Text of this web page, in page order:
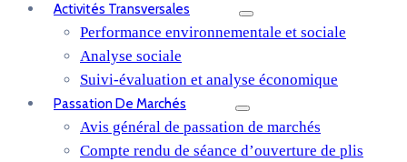
Activités Transversales
Performance environnementale et sociale
Analyse sociale
Suivi-évaluation et analyse économique
Passation De Marchés
Avis général de passation de marchés
Compte rendu de séance d’ouverture de plis